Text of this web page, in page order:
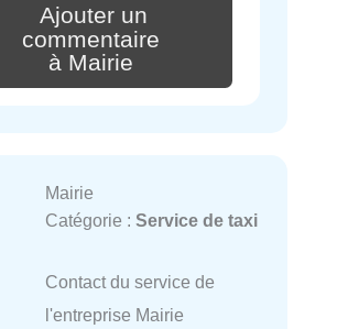
Ajouter un
commentaire
à Mairie
Mairie
Catégorie : Service de taxi
Contact du service de
l'entreprise Mairie